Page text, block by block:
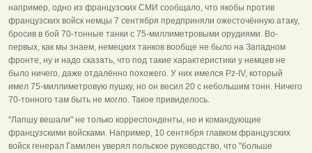
например, одно из французских СМИ сообщало, что якобы против
французских войск немцы 7 сентября предприняли ожесточённую атаку,
бросив в бой 70-тонные танки с 75-миллиметровыми орудиями. Во-
первых, как мы знаем, немецких танков вообще не было на Западном
фронте, ну и надо сказать, что под такие характеристики у немцев не
было ничего, даже отдалённо похожего. У них имелся Pz-IV, который
имел 75-миллиметровую пушку, но он весил 20 с небольшим тонн. Ничего
70-тонного там быть не могло. Такое привиделось.
"Лапшу вешали" не только корреспонденты, но и командующие
французскими войсками. Например, 10 сентября главком французских
войск генерал Гамилен уверял польское руководство, что "больше